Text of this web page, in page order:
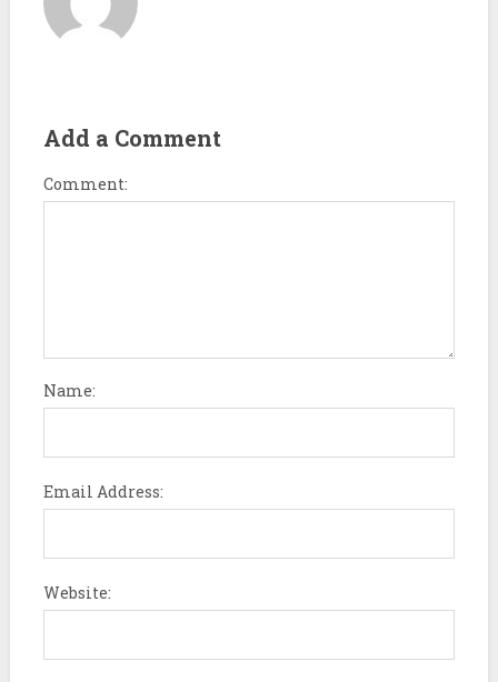
Add a Comment
Comment:
Name:
Email Address:
Website: